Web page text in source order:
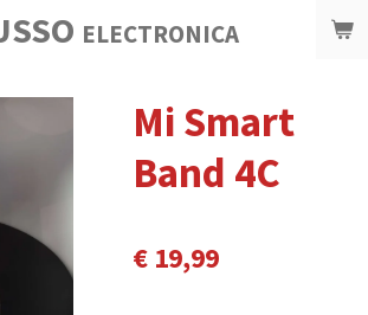
ELECTRONICA
Mi Smart
Band 4C
€ 19,99